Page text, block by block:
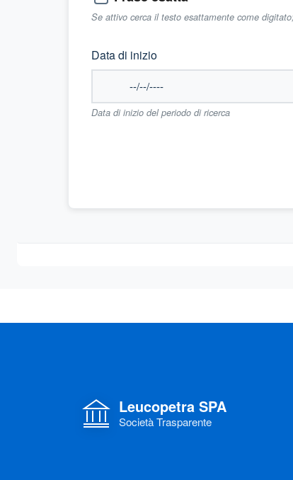
Se attivo cerca il testo esattamente come
Data di inizio
Data di inizio del periodo di ricerca
Leucopetra SPA
Società Trasparente